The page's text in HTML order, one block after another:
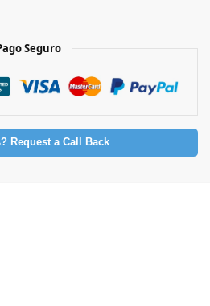
Seguro
Request a Call Back